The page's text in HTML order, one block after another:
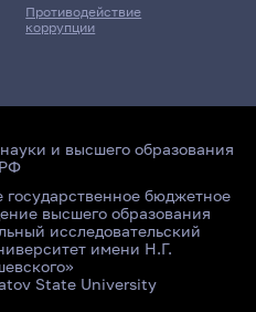
Противодействие
коррупции
и высшего образования
РФ
бюджетное
высшего образования
исследовательский
имени Н.Г.
State University